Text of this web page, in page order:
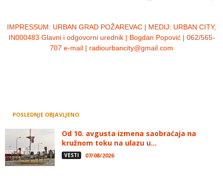
IMPRESSUM: URBAN GRAD POŽAREVAC | MEDIJ: URBAN CITY,
IN000483 Glavni i odgovorni urednik | Bogdan Popović | 062/565-
707 e-mail | radiourbancity@gmail.com
POSLEDNJE OBJAVLJENO
Od 10. avgusta izmena saobraćaja na
kružnom toku na ulazu u...
VESTI 07/08/2026